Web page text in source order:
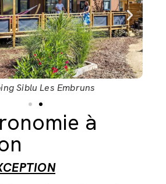
Siblu Les Embruns
à